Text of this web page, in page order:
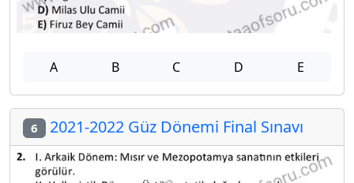
A B C D E
6 2021-2022 Güz Dönemi Final Sınavı